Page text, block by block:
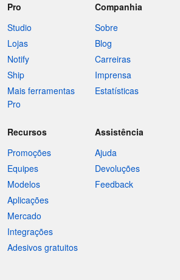
Pro
Studio
Lojas
Notify
Ship
Mais ferramentas
Pro
Companhia
Sobre
Blog
Carreiras
Imprensa
Estatísticas
Recursos
Promoções
Equipes
Modelos
Aplicações
Mercado
Integrações
Adesivos gratuitos
Assistência
Ajuda
Devoluções
Feedback